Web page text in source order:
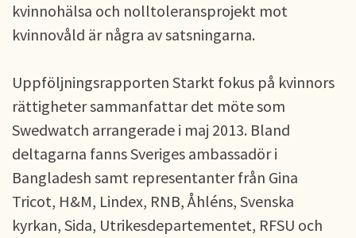
kvinnohälsa och nolltoleransprojekt mot
kvinnovåld är några av satsningarna.
Uppföljningsrapporten Starkt fokus på kvinnors
rättigheter sammanfattar det möte som
Swedwatch arrangerade i maj 2013. Bland
deltagarna fanns Sveriges ambassadör i
Bangladesh samt representanter från Gina
Tricot, H&M, Lindex, RNB, Åhléns, Svenska
kyrkan, Sida, Utrikesdepartementet, RFSU och